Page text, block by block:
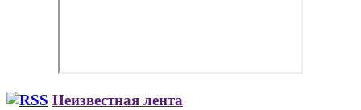
Неизвестная лента